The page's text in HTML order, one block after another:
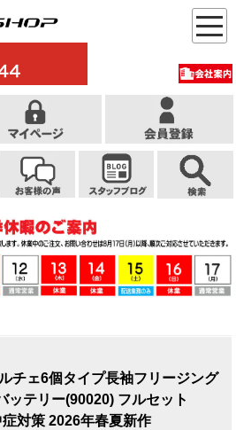
チェ6個タイプ長袖フリージング
ッテリー(90020) フルセット
対策 2026年春夏新作